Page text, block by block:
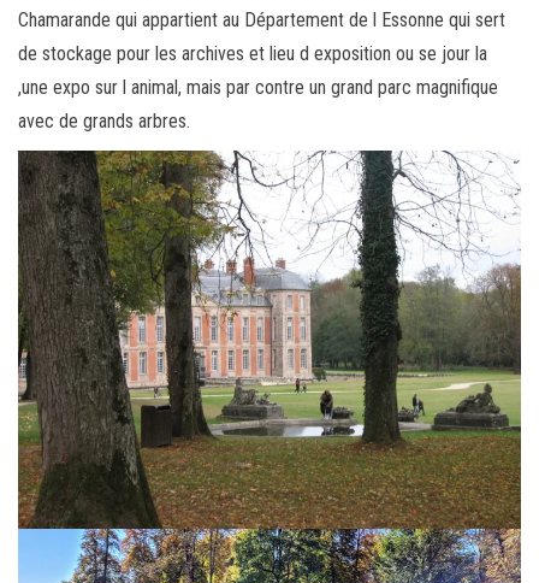
Chamarande qui appartient au Département de l Essonne qui sert
de stockage pour les archives et lieu d exposition ou se jour la
,une expo sur l animal, mais par contre un grand parc magnifique
avec de grands arbres.